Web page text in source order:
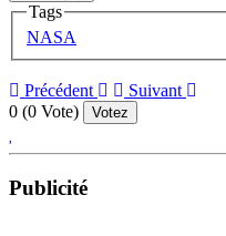
Tags
NASA
Précédent
Suivant
0 (0 Vote) Votez
Publicité